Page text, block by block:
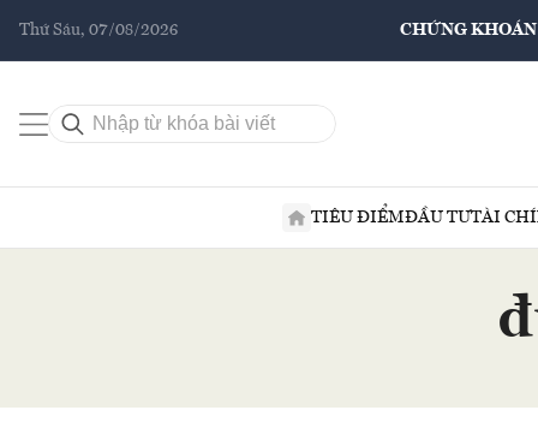
Thứ Sáu, 07/08/2026 CHỨNG KHOÁN
TIÊU ĐIỂMĐẦU TƯTÀI